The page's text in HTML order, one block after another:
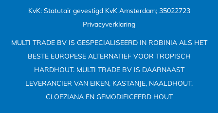
KvK: Statutair gevestigd KvK Amsterdam; 35022723
Privacyverklaring
MULTI TRADE BV IS GESPECIALISEERD IN ROBINIA ALS HET
BESTE EUROPESE ALTERNATIEF VOOR TROPISCH
HARDHOUT. MULTI TRADE BV IS DAARNAAST
LEVERANCIER VAN EIKEN, KASTANJE, NAALDHOUT,
CLOEZIANA EN GEMODIFICEERD HOUT